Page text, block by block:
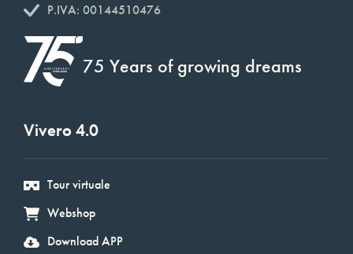
P.IVA: 00144510476
75 Years of growing dreams
Vivero 4.0
Tour virtuale
Webshop
Download APP